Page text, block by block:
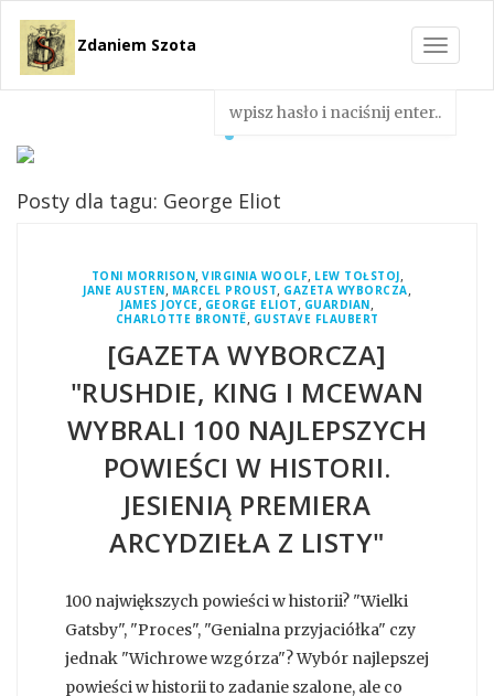
Toggle
Zdaniem Szota
Posty dla tagu: George Eliot
TONI MORRISON, VIRGINIA WOOLF, LEW TOŁSTOJ,
JANE AUSTEN, MARCEL PROUST, GAZETA WYBORCZA,
JAMES JOYCE, GEORGE ELIOT , GUARDIAN,
CHARLOTTE BRONTË, GUSTAVE FLAUBERT
[GAZETA WYBORCZA]
"RUSHDIE, KING I MCEWAN
WYBRALI 100 NAJLEPSZYCH
POWIEŚCI W HISTORII.
JESIENIĄ PREMIERA
ARCYDZIEŁA Z LISTY"
100 największych powieści w historii? "Wielki
Gatsby", "Proces", "Genialna przyjaciółka" czy
jednak "Wichrowe wzgórza"? Wybór najlepszej
powieści w historii to zadanie szalone, ale co